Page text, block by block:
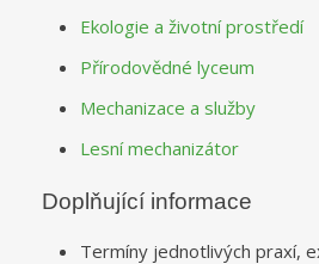
Ekologie a životní prostředí
Přírodovědné lyceum
Mechanizace a služby
Lesní mechanizátor
Doplňující informace
Termíny jednotlivých praxí,